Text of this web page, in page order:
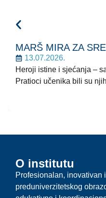
MARŠ MIRA ZA
13.07.2026.
Heroji istine i sjećanja –
Pratioci učenika bili su
O institutu
Profesionalan, inovativan
preduniverzitetskog